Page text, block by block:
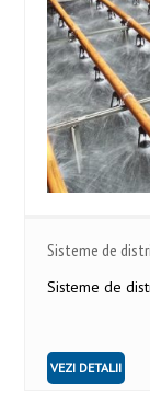
Sisteme de
Sisteme de
VEZI DETALII